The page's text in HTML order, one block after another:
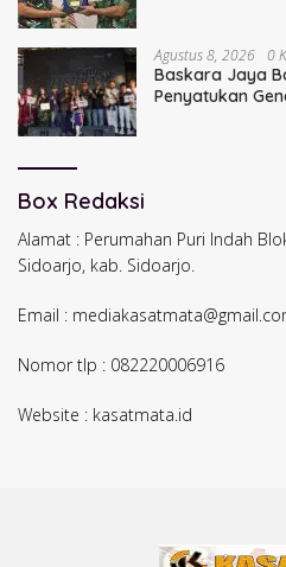
Agustus 8, 2026 0
Baskara Jaya
Penyatukan
Box Redaksi
Alamat : Perumahan Puri Indah
Sidoarjo, kab. Sidoarjo.
Email :
Nomor tlp : 082220006916
Website : kasatmata.id